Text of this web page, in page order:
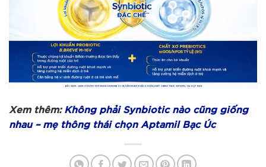
Xem thêm: Không phải Synbiotic nào cũng giống
nhau – mẹ thông thái chọn Aptamil Bạc Úc